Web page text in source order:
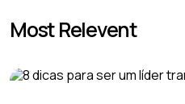
Most Relevent